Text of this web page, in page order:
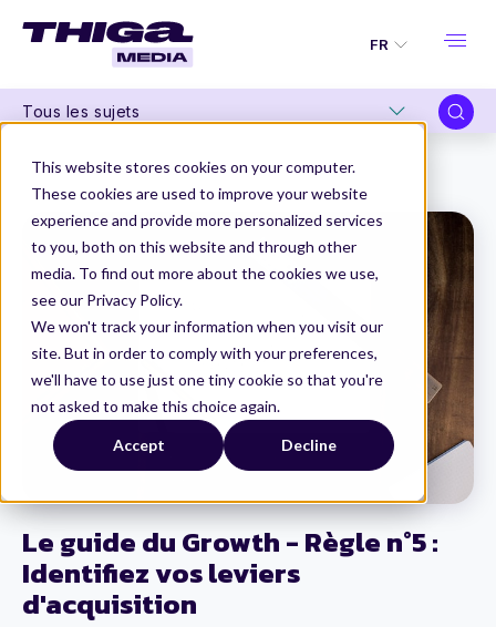
This website stores cookies on your computer.
These cookies are used to improve your website
experience and provide more personalized services
to you, both on this website and through other
media. To find out more about the cookies we use,
see our Privacy Policy.
We won't track your information when you visit our
site. But in order to comply with your preferences,
we'll have to use just one tiny cookie so that you're
not asked to make this choice again.
Accept Decline
FR
Tous les sujets
Le guide du Growth - Règle n°5 :
Identifiez vos leviers
d'acquisition
Thiga Media
Product Management